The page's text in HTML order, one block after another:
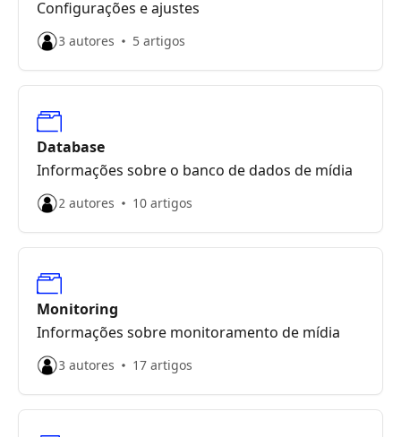
Configurações e ajustes
3 autores 5 artigos
Database
Informações sobre o banco de dados de mídia
2 autores 10 artigos
Monitoring
Informações sobre monitoramento de mídia
3 autores 17 artigos